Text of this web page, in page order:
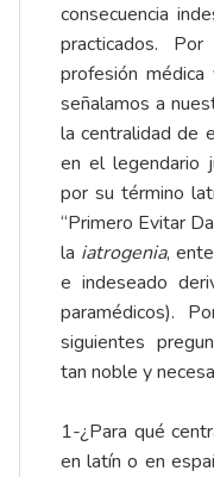
consecuencia
practicados.
profesión
señalamos a
la centralidad de
en el legendario
por su término
“Primero Evitar
la iatrogenia,
e indeseado
paramédicos).
siguientes
tan noble y
1-¿Para qué
en latín o en